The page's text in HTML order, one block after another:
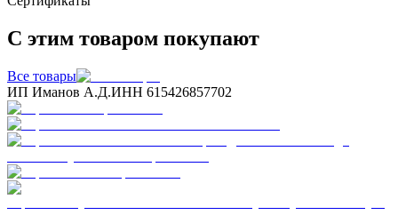
С этим товаром покупают
Все товары
ИП Иманов А.Д.ИНН 615426857702